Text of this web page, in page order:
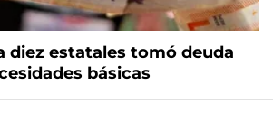
diez estatales tomó deuda
básicas